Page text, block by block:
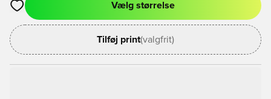
Åbner en Modal til at logge ind eller tilmelde dig som medlem
Vælg størrelse
Tilføj print(valgfrit)